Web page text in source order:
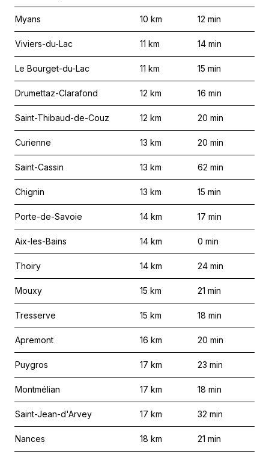
Myans 10 km 12 min
Viviers-du-Lac 11 km 14 min
Le Bourget-du-Lac 11 km 15 min
Drumettaz-Clarafond 12 km 16 min
Saint-Thibaud-de-Couz 12 km 20 min
Curienne 13 km 20 min
Saint-Cassin 13 km 62 min
Chignin 13 km 15 min
Porte-de-Savoie 14 km 17 min
Aix-les-Bains 14 km 0 min
Thoiry 14 km 24 min
Mouxy 15 km 21 min
Tresserve 15 km 18 min
Apremont 16 km 20 min
Puygros 17 km 23 min
Montmélian 17 km 18 min
Saint-Jean-d'Arvey 17 km 32 min
Nances 18 km 21 min